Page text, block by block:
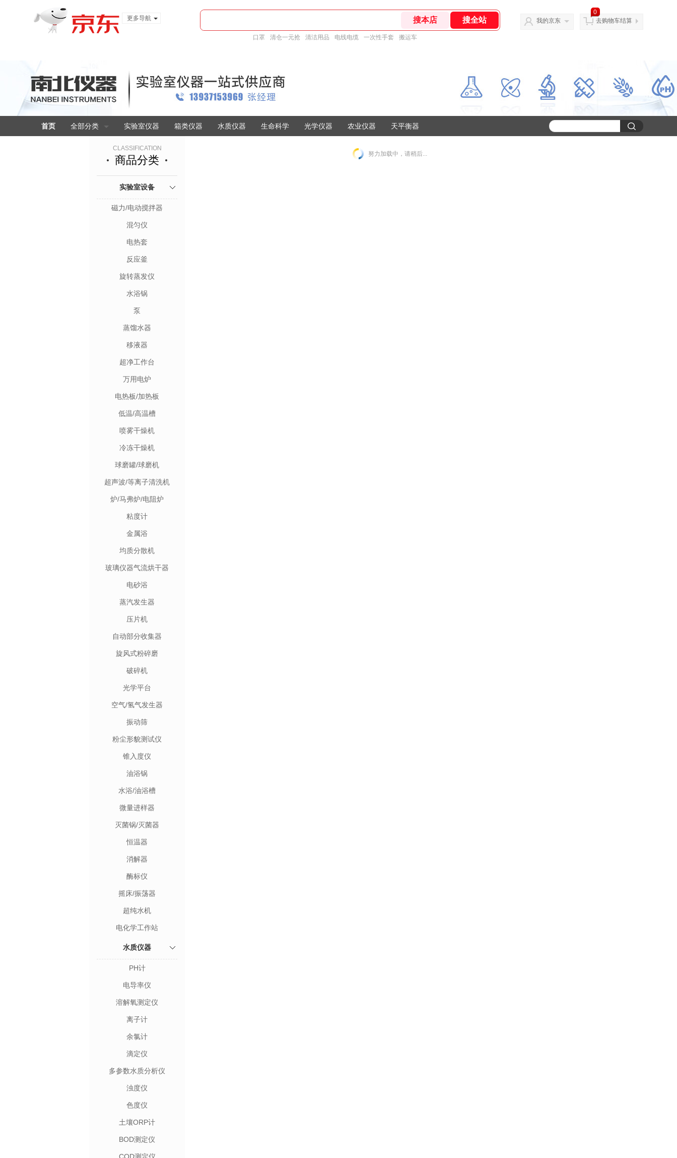
更多导航
口罩 清仓一元抢 清洁用品 电线电缆 一次性手套 搬运车
我的京东
0
去购物车结算
首页 全部分类 实验室仪器 箱类仪器 水质仪器 生命科学 光学仪器 农业仪器 天平衡器
CLASSIFICATION
商品分类
实验室设备
磁力/电动搅拌器
混匀仪
电热套
反应釜
旋转蒸发仪
水浴锅
泵
蒸馏水器
移液器
超净工作台
万用电炉
电热板/加热板
低温/高温槽
喷雾干燥机
冷冻干燥机
球磨罐/球磨机
超声波/等离子清洗机
炉/马弗炉/电阻炉
粘度计
金属浴
均质分散机
玻璃仪器气流烘干器
电砂浴
蒸汽发生器
压片机
自动部分收集器
旋风式粉碎磨
破碎机
光学平台
空气/氢气发生器
振动筛
粉尘形貌测试仪
锥入度仪
油浴锅
水浴/油浴槽
微量进样器
灭菌锅/灭菌器
恒温器
消解器
酶标仪
摇床/振荡器
超纯水机
电化学工作站
水质仪器
PH计
电导率仪
溶解氧测定仪
离子计
余氯计
滴定仪
多参数水质分析仪
浊度仪
色度仪
土壤ORP计
BOD测定仪
努力加载中，请稍后...